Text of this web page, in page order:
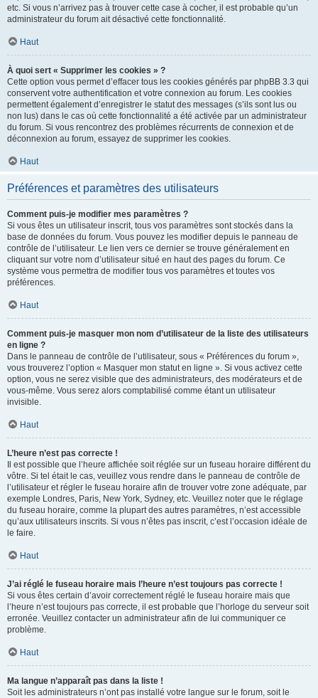
etc. Si vous n’arrivez pas à trouver cette case à cocher, il est probable qu’un
administrateur du forum ait désactivé cette fonctionnalité.
Haut
À quoi sert « Supprimer les cookies » ?
Cette option vous permet d’effacer tous les cookies générés par phpBB 3.3 qui
conservent votre authentification et votre connexion au forum. Les cookies
permettent également d’enregistrer le statut des messages (s’ils sont lus ou
non lus) dans le cas où cette fonctionnalité a été activée par un administrateur
du forum. Si vous rencontrez des problèmes récurrents de connexion et de
déconnexion au forum, essayez de supprimer les cookies.
Haut
Préférences et paramètres des utilisateurs
Comment puis-je modifier mes paramètres ?
Si vous êtes un utilisateur inscrit, tous vos paramètres sont stockés dans la
base de données du forum. Vous pouvez les modifier depuis le panneau de
contrôle de l’utilisateur. Le lien vers ce dernier se trouve généralement en
cliquant sur votre nom d’utilisateur situé en haut des pages du forum. Ce
système vous permettra de modifier tous vos paramètres et toutes vos
préférences.
Haut
Comment puis-je masquer mon nom d’utilisateur de la liste des utilisateurs
en ligne ?
Dans le panneau de contrôle de l’utilisateur, sous « Préférences du forum »,
vous trouverez l’option « Masquer mon statut en ligne ». Si vous activez cette
option, vous ne serez visible que des administrateurs, des modérateurs et de
vous-même. Vous serez alors comptabilisé comme étant un utilisateur
invisible.
Haut
L’heure n’est pas correcte !
Il est possible que l’heure affichée soit réglée sur un fuseau horaire différent du
vôtre. Si tel était le cas, veuillez vous rendre dans le panneau de contrôle de
l’utilisateur et régler le fuseau horaire afin de trouver votre zone adéquate, par
exemple Londres, Paris, New York, Sydney, etc. Veuillez noter que le réglage
du fuseau horaire, comme la plupart des autres paramètres, n’est accessible
qu’aux utilisateurs inscrits. Si vous n’êtes pas inscrit, c’est l’occasion idéale de
le faire.
Haut
J’ai réglé le fuseau horaire mais l’heure n’est toujours pas correcte !
Si vous êtes certain d’avoir correctement réglé le fuseau horaire mais que
l’heure n’est toujours pas correcte, il est probable que l’horloge du serveur soit
erronée. Veuillez contacter un administrateur afin de lui communiquer ce
problème.
Haut
Ma langue n’apparaît pas dans la liste !
Soit les administrateurs n’ont pas installé votre langue sur le forum, soit le